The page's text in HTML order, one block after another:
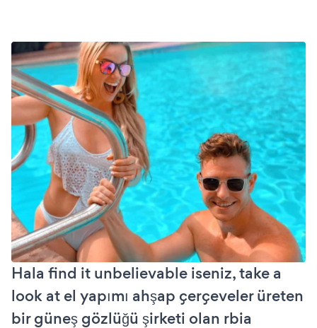
Hala find it unbelievable iseniz, take a
look at el yapımı ahşap çerçeveler üreten
bir güneş gözlüğü şirketi olan rbia